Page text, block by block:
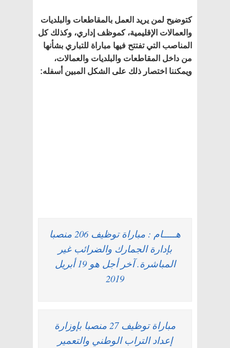
كتوضيح لمن يريد العمل بالمقاطعات والبلديات
والعمالات الإقليمية، كموظف إداري، وكذلك كل
المناصب التي تفتتح فيها مباراة للتباري بشأنها
من داخل المقاطعات والبلديات والعمالات،
ويمكننا اختصار ذلك على الشكل المبين أسفله:
هـــــام : مباراة توظيف 206 منصبا
بإدارة الجمارك والضرائب غير
المباشرة. آخر أجل هو 19 أبريل
2019
مباراة توظيف 27 منصبا بإوزارة
إعداد التراب الوطني والتعمير